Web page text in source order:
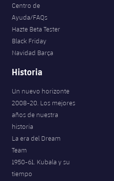
Centro de
Ayuda/FAQs
Hazte Beta Tester
Black Friday
Navidad Barça
Historia
Un nuevo horizonte
2008-20. Los mejores
años de nuestra
historia
La era del Dream
Team
1950-61. Kubala y su
tiempo